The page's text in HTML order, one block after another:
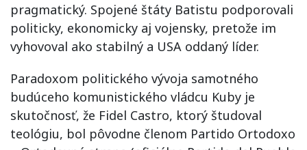
pragmatický. Spojené štáty Batistu podporovali
politicky, ekonomicky aj vojensky, pretože im
vyhovoval ako stabilný a USA oddaný líder.
Paradoxom politického vývoja samotného
budúceho komunistického vládcu Kuby je
skutočnosť, že Fidel Castro, ktorý študoval
teológiu, bol pôvodne členom Partido Ortodoxo